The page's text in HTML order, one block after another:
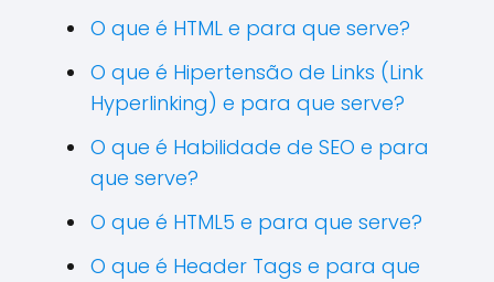
O que é HTML e para que serve?
O que é Hipertensão de Links (Link
Hyperlinking) e para que serve?
O que é Habilidade de SEO e para
que serve?
O que é HTML5 e para que serve?
O que é Header Tags e para que